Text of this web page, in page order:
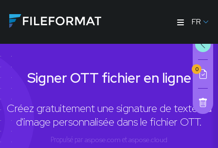
FR
0
Signer OTT fichier en ligne
Créez gratuitement une signature de texte ou
d'image personnalisée dans le fichier OTT.
Propulsé par aspose.com etaspose.cloud